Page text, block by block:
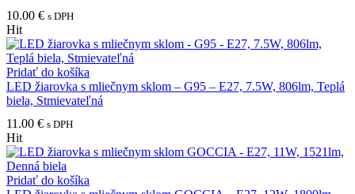
10.00 € s DPH
Hit
Pridať do košíka
LED žiarovka s mliečnym sklom – G95 – E27, 7.5W, 806lm, Teplá
biela, Stmievateľná
11.00 € s DPH
Hit
Pridať do košíka